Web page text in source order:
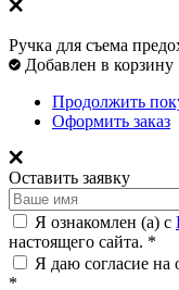
Ручка для съема
Добавлен в корзину
Продолжить
Оформить заказ
Оставить заявку
Я ознакомлен (а) с
настоящего сайта. *
Я даю согласие на
*